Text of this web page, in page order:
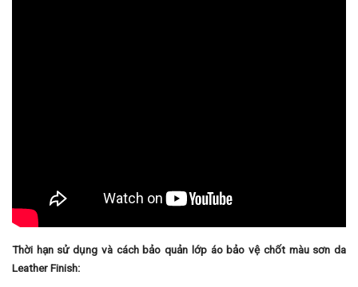
Thời hạn sử dụng và cách bảo quản lớp áo bảo vệ chốt màu sơn da
Leather Finish: